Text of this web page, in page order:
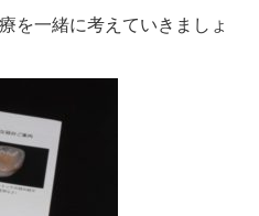
を一緒に考えていきましょ